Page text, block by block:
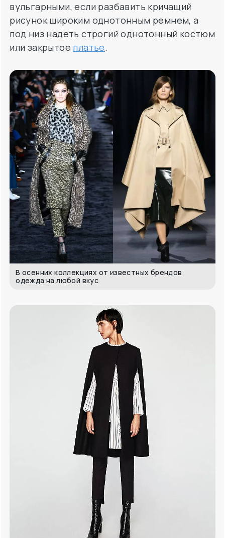
вульгарными, если разбавить кричащий
рисунок широким однотонным ремнем, а
под низ надеть строгий однотонный костюм
или закрытое платье.
В осенних коллекциях от известных брендов
одежда на любой вкус